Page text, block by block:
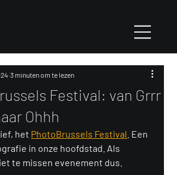
Festival: van Grrr
Ohhh
3 minuten om te lezen
het PhotoBrussels Festival . Een
in onze hoofdstad. Als
te missen evenement dus.